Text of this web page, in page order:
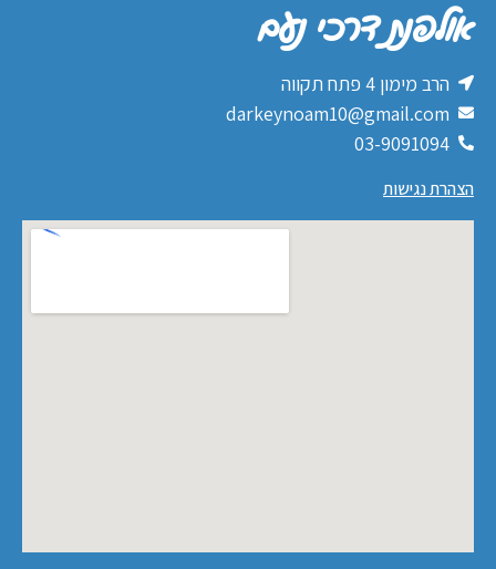
אולפנת דרכי נעם
הרב מימון 4 פתח תקווה
darkeynoam10@gmail.com
03-9091094
הצהרת נגישות